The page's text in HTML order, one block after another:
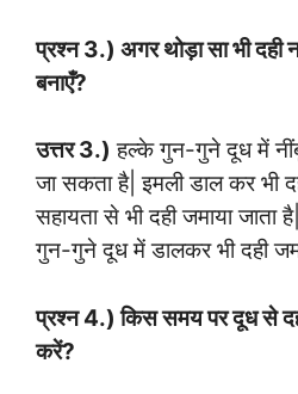
प्रश्न 3.) अगर थोड़ा सा भी दही
बनाएँ?
उत्तर 3.) हल्के गुन-गुने दूध में
जा सकता है| इमली डाल कर भी
सहायता से भी दही जमाया जाता
गुन-गुने दूध में डालकर भी दही
प्रश्न 4.) किस समय पर दूध से
करें?